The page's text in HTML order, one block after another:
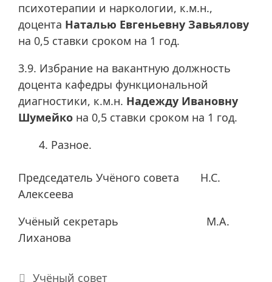
психотерапии и наркологии, к.м.н.,
доцента Наталью Евгеньевну Завьялову
на 0,5 ставки сроком на 1 год.
3.9. Избрание на вакантную должность
доцента кафедры функциональной
диагностики, к.м.н. Надежду Ивановну
Шумейко на 0,5 ставки сроком на 1 год.
Разное.
Председатель Учёного совета Н.С.
Алексеева
Учёный секретарь М.А.
Лиханова
Рубрики
Учёный совет